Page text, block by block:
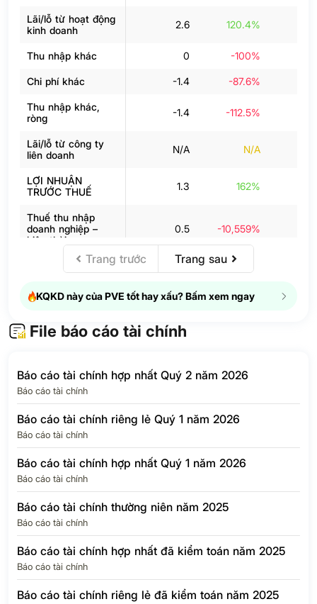
Lãi/lỗ từ hoạt động
kinh doanh
2.6 120.4%
Thu nhập khác 0 -100%
Chi phí khác -1.4 -87.6%
Thu nhập khác,
ròng
-1.4 -112.5%
Lãi/lỗ từ công ty
liên doanh
N/A N/A
LỢI NHUẬN
TRƯỚC THUẾ
1.3 162%
Thuế thu nhập
doanh nghiệp –
hiện thời
0.5 -10,559%
Thuế thu nhập
doanh nghiệp –
hoãn lại
N/A N/A
nhập doanh nghiệp
Lợi ích của cổ
Lợi nhuận của Cổ
đông của Công ty
mẹ
EPS Quý 30
Trang trước Trang sau
KQKD này của PVE tốt hay xấu? Bấm xem ngay
File báo cáo tài chính
Báo cáo tài chính hợp nhất Quý 2 năm 2026
Báo cáo tài chính
Báo cáo tài chính riêng lẻ Quý 1 năm 2026
Báo cáo tài chính
Báo cáo tài chính hợp nhất Quý 1 năm 2026
Báo cáo tài chính
Báo cáo tài chính thường niên năm 2025
Báo cáo tài chính
Báo cáo tài chính hợp nhất đã kiểm toán năm 2025
Báo cáo tài chính
Báo cáo tài chính riêng lẻ đã kiểm toán năm 2025